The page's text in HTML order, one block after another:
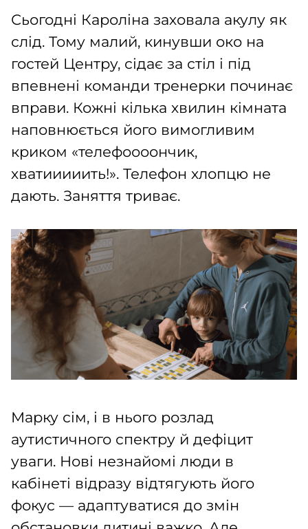
Сьогодні Кароліна заховала акулу як
слід. Тому малий, кинувши око на
гостей Центру, сідає за стіл і під
впевнені команди тренерки починає
вправи. Кожні кілька хвилин кімната
наповнюється його вимогливим
криком «телефоооончик,
хватииииить!». Телефон хлопцю не
дають. Заняття триває.
Марку сім, і в нього розлад
аутистичного спектру й дефіцит
уваги. Нові незнайомі люди в
кабінеті відразу відтягують його
фокус — адаптуватися до змін